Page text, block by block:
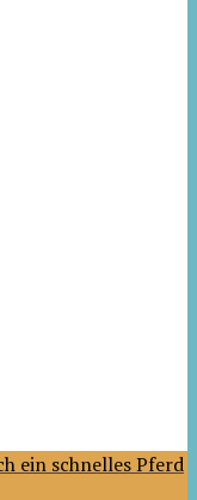
ein schnelles Pferd